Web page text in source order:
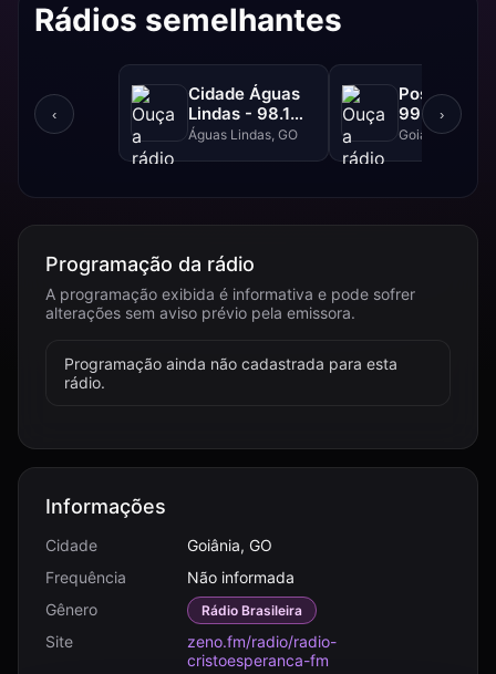
Rádios semelhantes
‹
Cidade Águas
Lindas - 98.1
FM
Águas Lindas, GO
Positiva
99.1 FM
Goiânia, GO
›
Programação da rádio
A programação exibida é informativa e pode sofrer
alterações sem aviso prévio pela emissora.
Programação ainda não cadastrada para esta
rádio.
Informações
Cidade
Goiânia, GO
Frequência
Não informada
Gênero
Rádio Brasileira
Site
zeno.fm/radio/radio-
cristoesperanca-fm